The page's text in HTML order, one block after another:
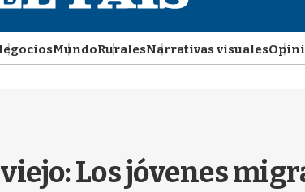
MundoRuralesNarrativas visuales
Los jóvenes